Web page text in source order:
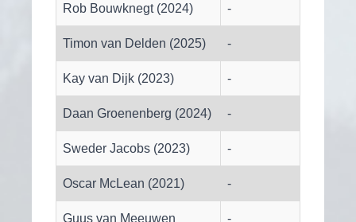
Rob Bouwknegt (2024) -
Timon van Delden (2025) -
Kay van Dijk (2023) -
Daan Groenenberg (2024) -
Sweder Jacobs (2023) -
Oscar McLean (2021) -
Guus van Meeuwen
-